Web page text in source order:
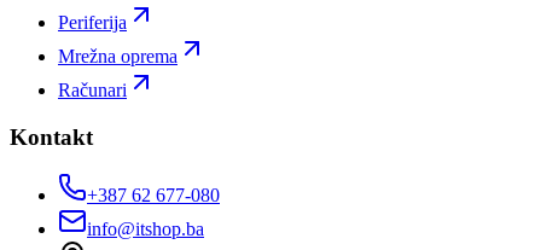
Periferija
Mrežna oprema
Računari
Kontakt
+387 62 677-080
info@itshop.ba